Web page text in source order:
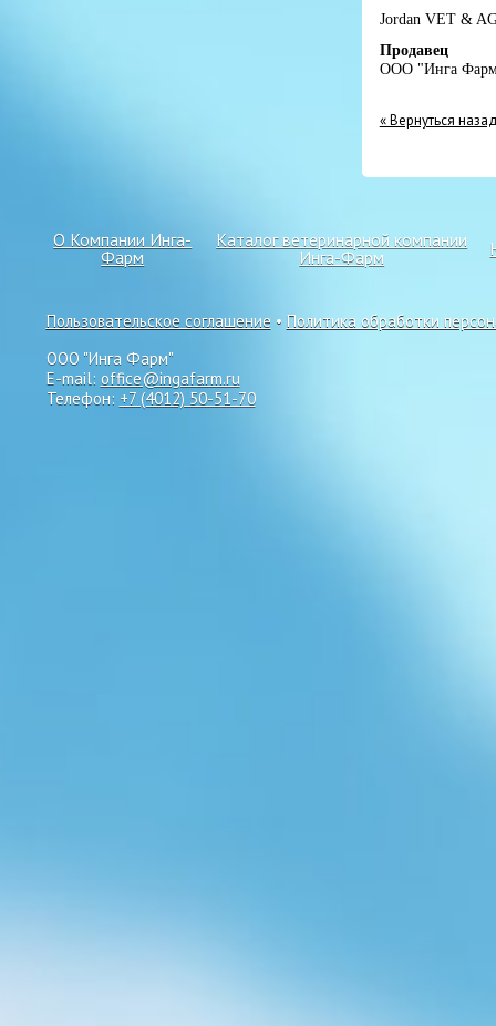
Jordan VET &
Продавец
ООО "Инга
« Вернуться
О Компании Инга-
Фарм
Каталог ветеринарной компании
Инга-Фарм
Пользовательское соглашение • Политика обработки
ООО "Инга Фарм"
E-mail: office@ingafarm.ru
Телефон: +7 (4012) 50-51-70